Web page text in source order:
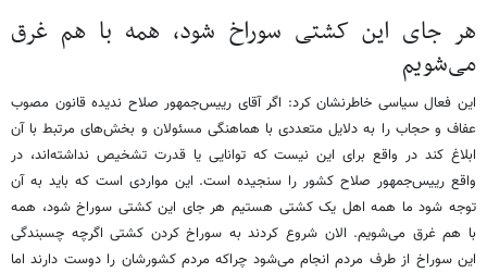
هر جای این کشتی سوراخ شود، همه با هم غرق
می‌شویم
این فعال سیاسی خاطرنشان کرد: اگر آقای رییس‌جمهور صلاح ندیده قانون مصوب
عفاف و حجاب را به دلایل متعددی با هماهنگی مسئولان و بخش‌های مرتبط با آن
ابلاغ کند در واقع برای این نیست که توانایی یا قدرت تشخیص نداشته‌اند، در
واقع رییس‌جمهور صلاح کشور را سنجیده است. این مواردی است که باید به آن
توجه شود ما همه اهل یک کشتی هستیم هر جای این کشتی سوراخ شود، همه
با هم غرق می‌شویم. الان شروع کردند به سوراخ کردن کشتی اگرچه چسبندگی
این سوراخ از طرف مردم انجام می‌شود چراکه مردم کشورشان را دوست دارند اما